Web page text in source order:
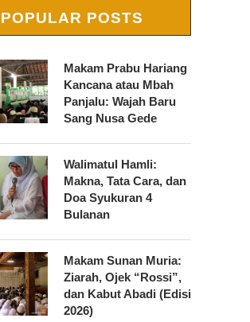
POPULAR POSTS
Makam Prabu Hariang
Kancana atau Mbah
Panjalu: Wajah Baru
Sang Nusa Gede
Walimatul Hamli:
Makna, Tata Cara, dan
Doa Syukuran 4
Bulanan
Makam Sunan Muria:
Ziarah, Ojek “Rossi”,
dan Kabut Abadi (Edisi
2026)